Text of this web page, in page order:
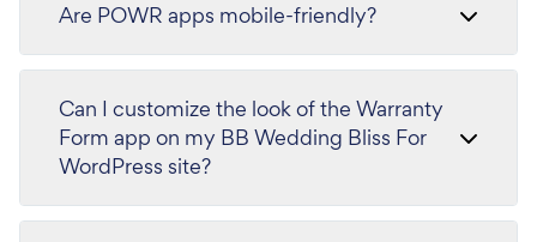
Are POWR apps mobile-friendly?
Can I customize the look of the Warranty
Form app on my BB Wedding Bliss For
WordPress site?